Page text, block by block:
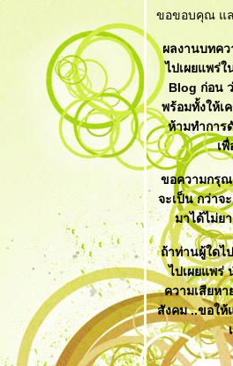
ขอขอบคุณ แ
ผลงานบทค
ไปเผยแพร่
Blog ก่อน
พร้อมทั้งให้เ
ห้ามทำการ
เ
ขอความกรุณ
จะเป็น กว่าจ
มาได้ไม่ย
ถ้าท่านผู้ใดไ
ไปเผยแพร่
ความเสียห
สังคม ..ขอให้